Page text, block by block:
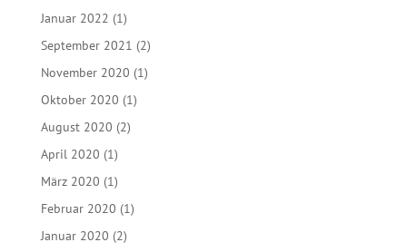
Januar 2022 (1)
September 2021 (2)
November 2020 (1)
Oktober 2020 (1)
August 2020 (2)
April 2020 (1)
März 2020 (1)
Februar 2020 (1)
Januar 2020 (2)